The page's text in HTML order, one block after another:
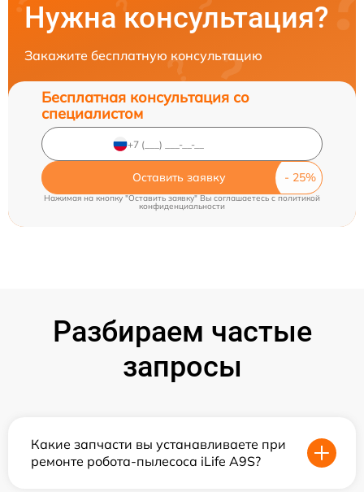
Нужна консультация?
Закажите бесплатную консультацию
Бесплатная консультация со
специалистом
Оставить заявку
Нажимая на кнопку "Оставить заявку" Вы соглашаетесь c политикой
конфиденциальности
Разбираем частые
запросы
Какие запчасти вы устанавливаете при
ремонте робота-пылесоса iLife A9S?